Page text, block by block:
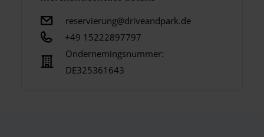
reservierung@driveandpark.de
+49 15222897797
Ondernemingsnummer:
DE325361643